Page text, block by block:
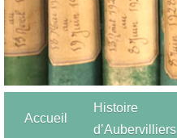
Accueil
Histoire
d’Aubervilliers